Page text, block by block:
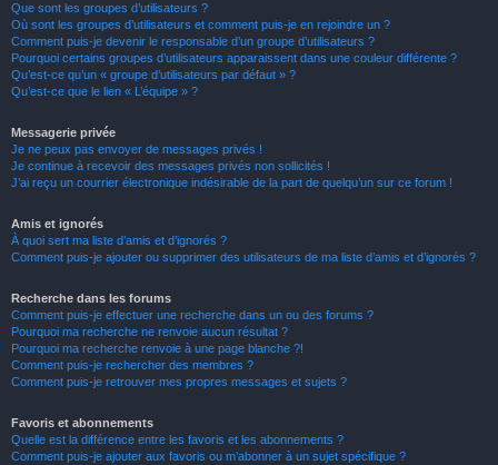
Que sont les groupes d’utilisateurs ?
Où sont les groupes d’utilisateurs et comment puis-je en rejoindre un ?
Comment puis-je devenir le responsable d’un groupe d’utilisateurs ?
Pourquoi certains groupes d’utilisateurs apparaissent dans une couleur différente ?
Qu’est-ce qu’un « groupe d’utilisateurs par défaut » ?
Qu’est-ce que le lien « L’équipe » ?
Messagerie privée
Je ne peux pas envoyer de messages privés !
Je continue à recevoir des messages privés non sollicités !
J’ai reçu un courrier électronique indésirable de la part de quelqu’un sur ce forum !
Amis et ignorés
À quoi sert ma liste d’amis et d’ignorés ?
Comment puis-je ajouter ou supprimer des utilisateurs de ma liste d’amis et d’ignorés ?
Recherche dans les forums
Comment puis-je effectuer une recherche dans un ou des forums ?
Pourquoi ma recherche ne renvoie aucun résultat ?
Pourquoi ma recherche renvoie à une page blanche ?!
Comment puis-je rechercher des membres ?
Comment puis-je retrouver mes propres messages et sujets ?
Favoris et abonnements
Quelle est la différence entre les favoris et les abonnements ?
Comment puis-je ajouter aux favoris ou m’abonner à un sujet spécifique ?